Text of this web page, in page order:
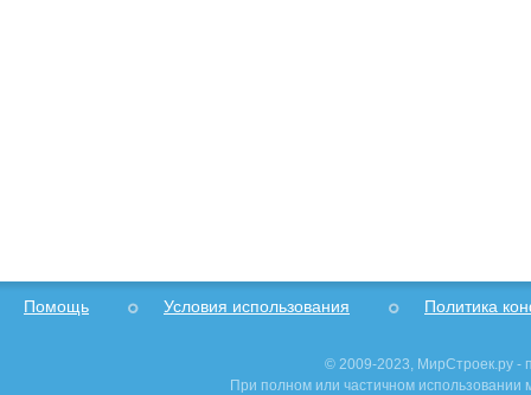
Помощь Условия использования Политика
© 2009-2023, МирСтроек.ру -
При полном или частичном использовании